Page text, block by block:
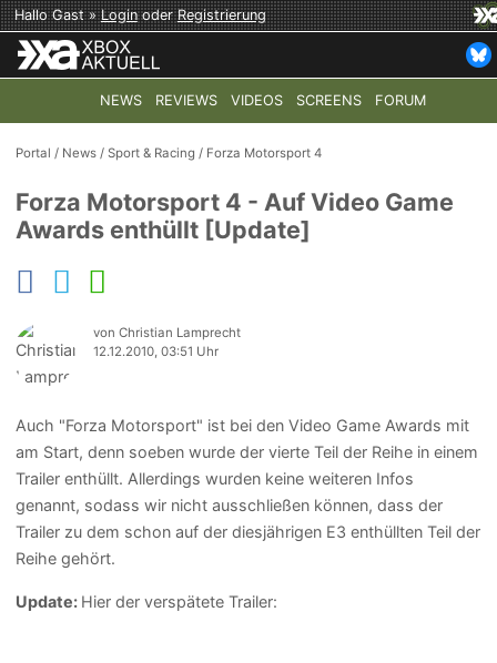
Hallo Gast »LoginoderRegistrierung
NEWS REVIEWS VIDEOS SCREENS FORUM
TOP-THEMEN: COD: MODERN WARFARE 4 HALO:
Portal / News /Sport & Racing / Forza Motorsport 4
Forza Motorsport 4 - Auf Video Game
Awards enthüllt [Update]
von Christian Lamprecht
12.12.2010, 03:51 Uhr
Auch "Forza Motorsport" ist bei den Video Game Awards mit
am Start, denn soeben wurde der vierte Teil der Reihe in einem
Trailer enthüllt. Allerdings wurden keine weiteren Infos
genannt, sodass wir nicht ausschließen können, dass der
Trailer zu dem schon auf der diesjährigen E3 enthüllten Teil der
Reihe gehört.
Update: Hier der verspätete Trailer: